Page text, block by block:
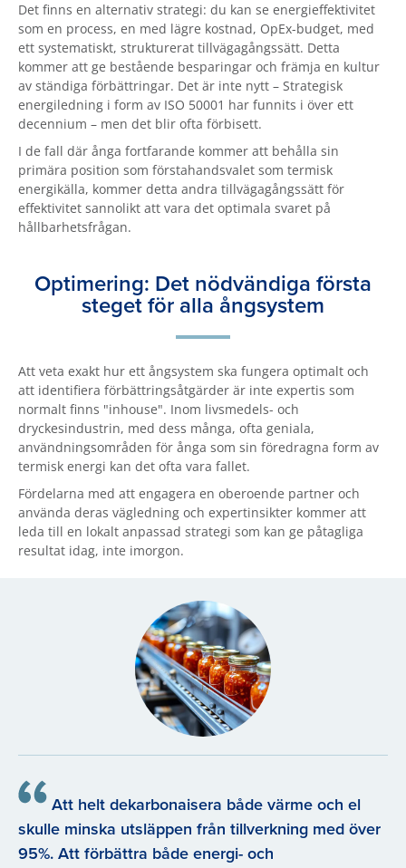
Det finns en alternativ strategi: du kan se energieffektivitet
som en process, en med lägre kostnad, OpEx-budget, med
ett systematiskt, strukturerat tillvägagångssätt. Detta
kommer att ge bestående besparingar och främja en kultur
av ständiga förbättringar. Det är inte nytt – Strategisk
energiledning i form av ISO 50001 har funnits i över ett
decennium – men det blir ofta förbisett.
I de fall där ånga fortfarande kommer att behålla sin
primära position som förstahandsvalet som termisk
energikälla, kommer detta andra tillvägagångssätt för
effektivitet sannolikt att vara det optimala svaret på
hållbarhetsfrågan.
Optimering: Det nödvändiga första
steget för alla ångsystem
Att veta exakt hur ett ångsystem ska fungera optimalt och
att identifiera förbättringsåtgärder är inte expertis som
normalt finns "inhouse". Inom livsmedels- och
dryckesindustrin, med dess många, ofta geniala,
användningsområden för ånga som sin föredragna form av
termisk energi kan det ofta vara fallet.
Fördelarna med att engagera en oberoende partner och
använda deras vägledning och expertinsikter kommer att
leda till en lokalt anpassad strategi som kan ge påtagliga
resultat idag, inte imorgon.
Att helt dekarbonaisera både värme och el
skulle minska utsläppen från tillverkning med över
95%. Att förbättra både energi- och